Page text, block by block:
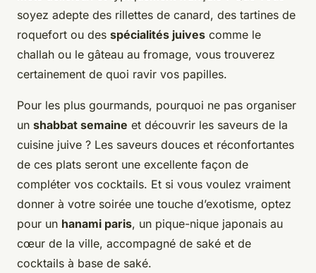
soyez adepte des rillettes de canard, des tartines de
roquefort ou des spécialités juives comme le
challah ou le gâteau au fromage, vous trouverez
certainement de quoi ravir vos papilles.
Pour les plus gourmands, pourquoi ne pas organiser
un shabbat semaine et découvrir les saveurs de la
cuisine juive ? Les saveurs douces et réconfortantes
de ces plats seront une excellente façon de
compléter vos cocktails. Et si vous voulez vraiment
donner à votre soirée une touche d’exotisme, optez
pour un hanami paris, un pique-nique japonais au
cœur de la ville, accompagné de saké et de
cocktails à base de saké.